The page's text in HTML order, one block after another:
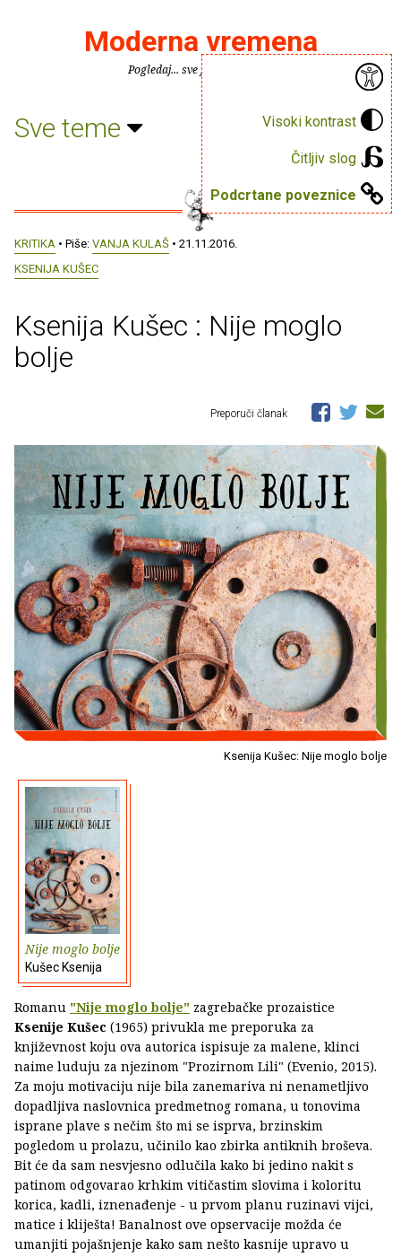
Visoki kontrast
Čitljiv slog
Podcrtane poveznice
Moderna vremena
Pogledaj... sve je puno knjiga.
Sve teme
KRITIKA • Piše: VANJA KULAŠ • 21.11.2016.
KSENIJA KUŠEC
Ksenija Kušec : Nije moglo
bolje
Preporuči članak
Ksenija Kušec: Nije moglo bolje
Nije moglo bolje
Kušec Ksenija
Romanu "Nije moglo bolje" zagrebačke prozaistice
Ksenije Kušec (1965) privukla me preporuka za
književnost koju ova autorica ispisuje za malene, klinci
naime luduju za njezinom "Prozirnom Lili" (Evenio, 2015).
Za moju motivaciju nije bila zanemariva ni nenametljivo
dopadljiva naslovnica predmetnog romana, u tonovima
isprane plave s nečim što mi se isprva, brzinskim
pogledom u prolazu, učinilo kao zbirka antiknih broševa.
Bit će da sam nesvjesno odlučila kako bi jedino nakit s
patinom odgovarao krhkim vitičastim slovima i koloritu
korica, kadli, iznenađenje - u prvom planu ruzinavi vijci,
matice i kliješta! Banalnost ove opservacije možda će
umanjiti pojašnjenje kako sam nešto kasnije upravo u